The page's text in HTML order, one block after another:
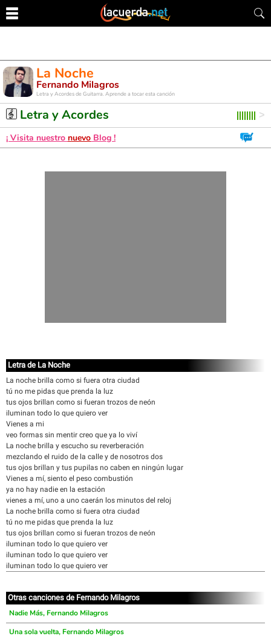
La Noche
Fernando Milagros
Letra y Acordes de Guitarra. Aprende a tocar esta canción
Letra y Acordes
¡ Visita nuestro nuevo Blog !
Letra de La Noche
La noche brilla como si fuera otra ciudad
tú no me pidas que prenda la luz
tus ojos brillan como si fueran trozos de neón
iluminan todo lo que quiero ver
Vienes a mi
veo formas sin mentir creo que ya lo viví
La noche brilla y escucho su reverberación
mezclando el ruido de la calle y de nosotros dos
tus ojos brillan y tus pupilas no caben en ningún lugar
Vienes a mí, siento el peso combustión
ya no hay nadie en la estación
vienes a mí, uno a uno caerán los minutos del reloj
La noche brilla como si fuera otra ciudad
tú no me pidas que prenda la luz
tus ojos brillan como si fueran trozos de neón
iluminan todo lo que quiero ver
iluminan todo lo que quiero ver
iluminan todo lo que quiero ver
Otras canciones de Fernando Milagros
Nadie Más, Fernando Milagros
Una sola vuelta, Fernando Milagros